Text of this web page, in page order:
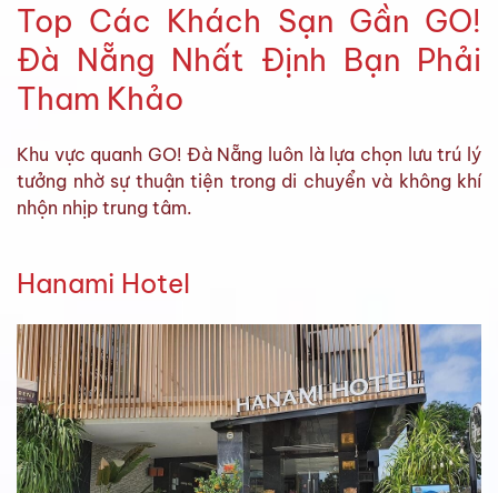
Top Các Khách Sạn Gần GO!
Đà Nẵng Nhất Định Bạn Phải
Tham Khảo
Khu vực quanh GO! Đà Nẵng luôn là lựa chọn lưu trú lý
tưởng nhờ sự thuận tiện trong di chuyển và không khí
nhộn nhịp trung tâm.
Hanami Hotel